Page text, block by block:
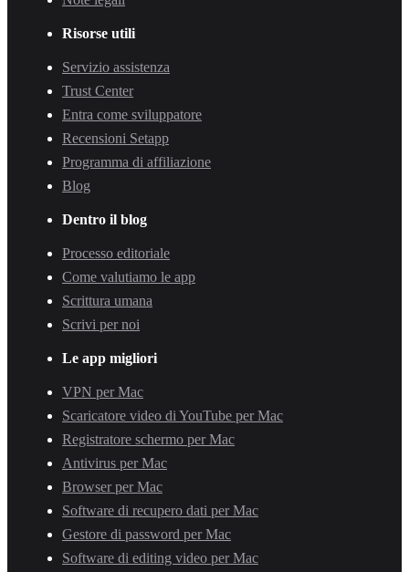
Risorse utili
Servizio assistenza
Trust Center
Entra come sviluppatore
Recensioni Setapp
Programma di affiliazione
Blog
Dentro il blog
Processo editoriale
Come valutiamo le app
Scrittura umana
Scrivi per noi
Le app migliori
VPN per Mac
Scaricatore video di YouTube per Mac
Registratore schermo per Mac
Antivirus per Mac
Browser per Mac
Software di recupero dati per Mac
Gestore di password per Mac
Software di editing video per Mac